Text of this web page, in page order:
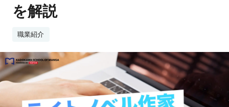
を解説
職業紹介